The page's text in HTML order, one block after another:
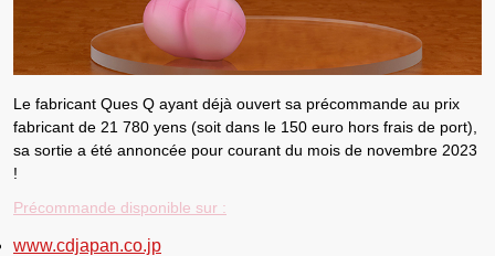
Le fabricant Ques Q ayant déjà ouvert sa précommande au prix
fabricant de 21 780 yens (soit dans le 150 euro hors frais de port)
sa sortie a été annoncée pour courant du mois de novembre 2023
!
Précommande disponible sur :
www.cdjapan.co.jp